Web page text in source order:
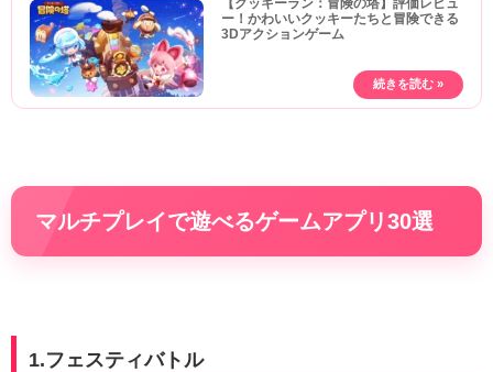
【クッキーラン：冒険の塔】評価レビュ
ー！かわいいクッキーたちと冒険できる
3Dアクションゲーム
マルチプレイで遊べるゲームアプリ30選
1.フェスティバトル